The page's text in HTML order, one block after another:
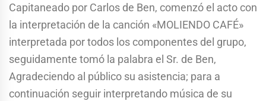
Capitaneado por Carlos de Ben, comenzó el acto con
la interpretación de la canción «MOLIENDO CAFÉ»
interpretada por todos los componentes del grupo,
seguidamente tomó la palabra el Sr. de Ben,
Agradeciendo al público su asistencia; para a
continuación seguir interpretando música de su